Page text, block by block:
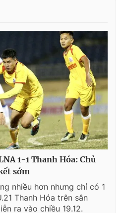
1-1 Thanh Hóa: Chủ
sớm
nhiều hơn nhưng chỉ có 1
Thanh Hóa trên sân
ra vào chiều 19.12.